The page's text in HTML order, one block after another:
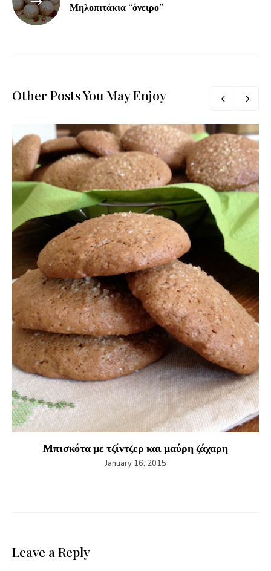
Μηλοπιτάκια “όνειρο”
Other Posts You May Enjoy
Μπισκότα με τζίντζερ και μαύρη ζάχαρη
January 16, 2015
Leave a Reply